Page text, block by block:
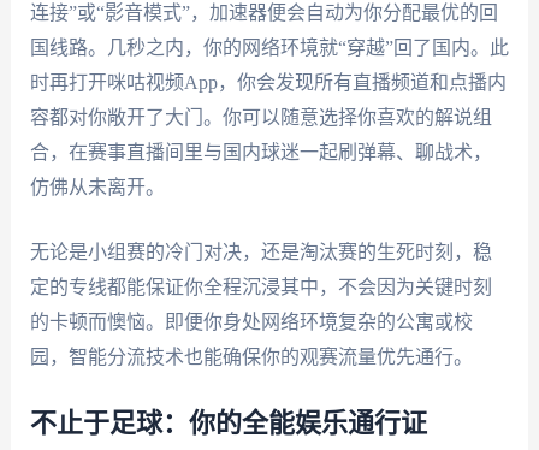
连接”或“影音模式”，加速器便会自动为你分配最优的回
国线路。几秒之内，你的网络环境就“穿越”回了国内。此
时再打开咪咕视频App，你会发现所有直播频道和点播内
容都对你敞开了大门。你可以随意选择你喜欢的解说组
合，在赛事直播间里与国内球迷一起刷弹幕、聊战术，
仿佛从未离开。
无论是小组赛的冷门对决，还是淘汰赛的生死时刻，稳
定的专线都能保证你全程沉浸其中，不会因为关键时刻
的卡顿而懊恼。即便你身处网络环境复杂的公寓或校
园，智能分流技术也能确保你的观赛流量优先通行。
不止于足球：你的全能娱乐通行证